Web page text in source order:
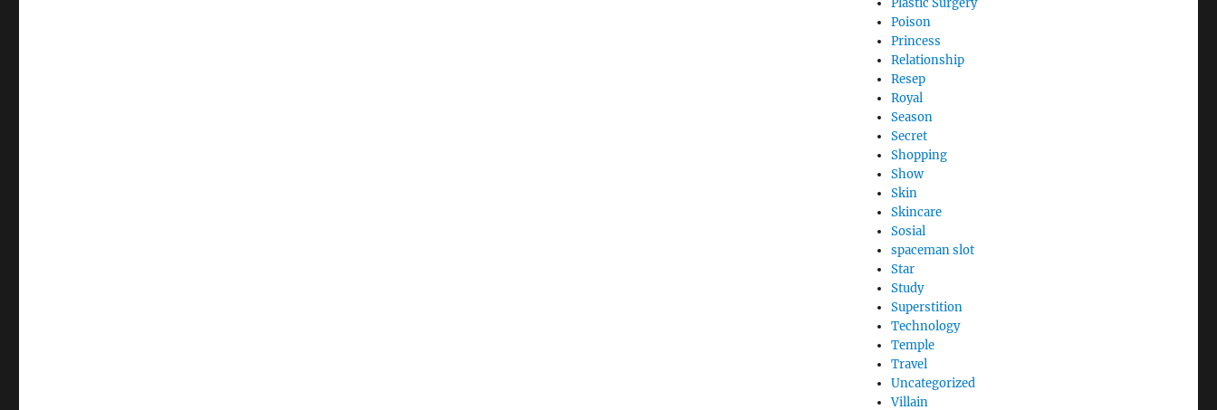
Poison
Princess
Relationship
Resep
Royal
Season
Secret
Shopping
Show
Skin
Skincare
Sosial
spaceman slot
Star
Study
Superstition
Technology
Temple
Travel
Uncategorized
Villain